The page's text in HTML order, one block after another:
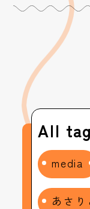
All
media
あさり